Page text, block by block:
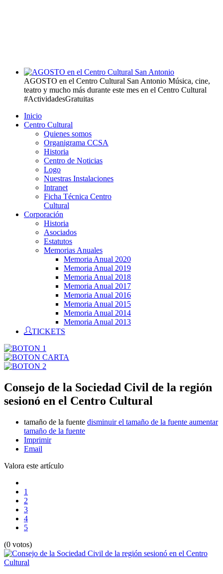
AGOSTO en el Centro Cultural San Antonio Música, cine,
teatro y mucho más durante este mes en el Centro Cultural
#ActividadesGratuitas
Inicio
Centro Cultural
Quienes somos
Organigrama CCSA
Historia
Centro de Noticias
Logo
Nuestras Instalaciones
Intranet
Ficha Técnica Centro
Cultural
Corporación
Historia
Asociados
Estatutos
Memorias Anuales
Memoria Anual 2020
Memoria Anual 2019
Memoria Anual 2018
Memoria Anual 2017
Memoria Anual 2016
Memoria Anual 2015
Memoria Anual 2014
Memoria Anual 2013
TICKETS
Consejo de la Sociedad Civil de la región
sesionó en el Centro Cultural
tamaño de la fuente disminuir el tamaño de la fuente aumentar
tamaño de la fuente
Imprimir
Email
Valora este artículo
1
2
3
4
5
(0 votos)